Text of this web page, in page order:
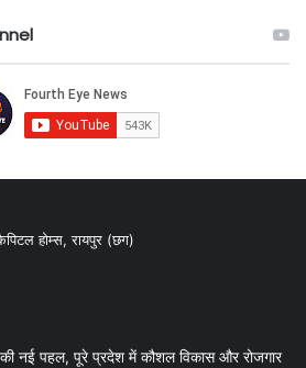
होम्स, रायपुर (छग)
नई पहल, पूरे प्रदेश में कौशल विकास और रोजगार